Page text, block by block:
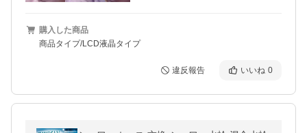
購入した商品
商品タイプ/LCD液晶タイプ
違反報告 いいね 0